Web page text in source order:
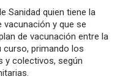
Sanidad quien tiene la
y que se
de vacunación entre la
primando los
y colectivos, según